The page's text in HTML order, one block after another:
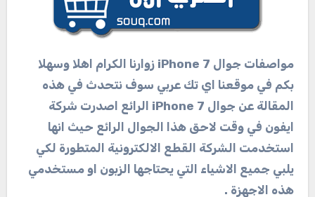
مواصفات جوال iPhone 7 زوارنا الكرام اهلا وسهلا
بكم في موقعنا اي تك عربي سوف نتحدث في هذه
المقالة عن جوال iPhone 7 الرائع اصدرت شركة
ايفون في وقت لاحق هذا الجوال الرائع حيث انها
استخدمت الشركة القطع الالكترونية المتطورة لكي
يلبي جميع الاشياء التي يحتاجها الزبون او مستخدمي
هذه الاجهزة .